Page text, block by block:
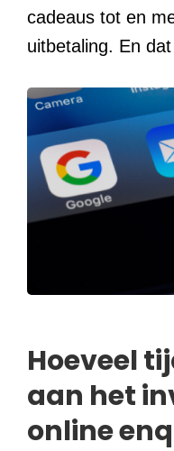
cadeaus tot en
uitbetaling. En
Hoeveel
aan het
online